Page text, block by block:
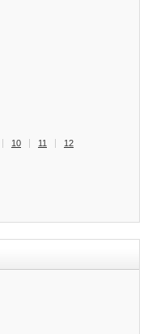
10 11 12